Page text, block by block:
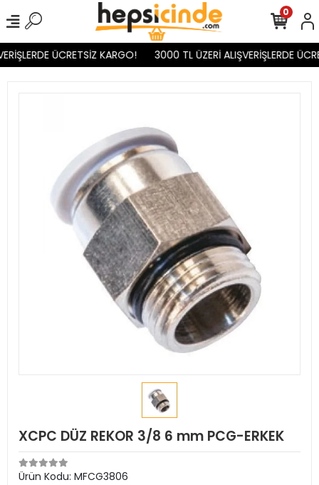
ÜCRETSİZ KARGO! 3000 TL ÜZERİ ALIŞVERİŞLERDE
0
XCPC DÜZ REKOR 3/8 6 mm PCG-ERKEK
Ürün Kodu: MFCG3806